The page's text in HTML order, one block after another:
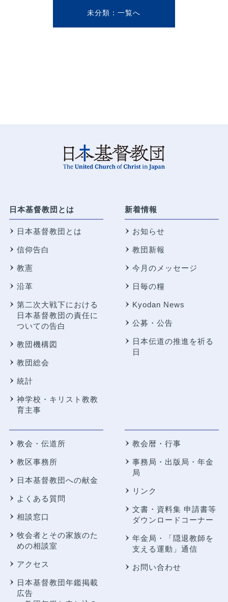
未分類
日本基督教団とは
日本基督教団とは
信仰告白
教憲
沿革
第二次大戦下における
日本基督教団の責任に
ついての告白
教団機構図
教団総会
統計
神学校・キリスト教教
育主事
新着情報
お知らせ
教団新報
今月のメッセージ
日毎の糧
Kyodan News
公募・公告
日本伝道の推進を祈る
日
教会・伝道所
教区事務所
日本基督教団への献金
よくある質問
相談窓口
牧会者とその家族のた
めの相談室
アクセス
日本基督教団年鑑掲載
広告
教会暦・行事
事務局・出版局・年金
局
リンク
文書・資料集 申請書等
ダウンロードコーナー
年金局・
「隠退教師を
支える運動」通信
お問い合わせ